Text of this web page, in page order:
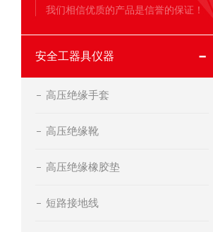
我们相信优质的产品是信誉的保证！
安全工器具仪器
高压绝缘手套
高压绝缘靴
高压绝缘橡胶垫
短路接地线